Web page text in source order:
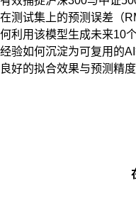
在测试集上的预测误差（
何利用该模型生成未来10
经验如何沉淀为可复用的
良好的拟合效果与预测精度